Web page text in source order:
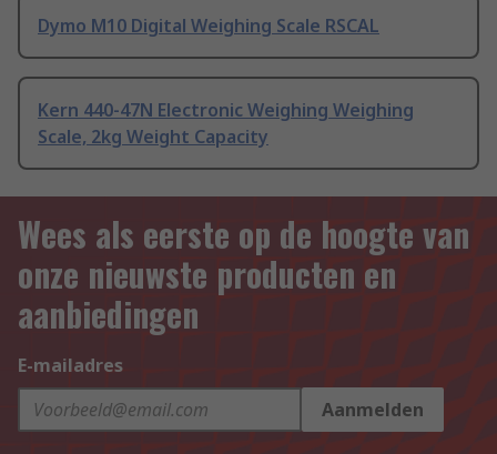
Dymo M10 Digital Weighing Scale RSCAL
Kern 440-47N Electronic Weighing Weighing
Scale, 2kg Weight Capacity
Wees als eerste op de hoogte van
onze nieuwste producten en
aanbiedingen
E-mailadres
Aanmelden